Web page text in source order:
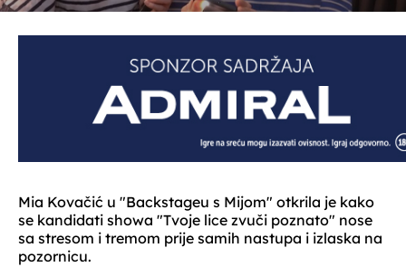
Mia Kovačić u "Backstageu s Mijom" otkrila je kako
se kandidati showa "Tvoje lice zvuči poznato" nose
sa stresom i tremom prije samih nastupa i izlaska na
pozornicu.